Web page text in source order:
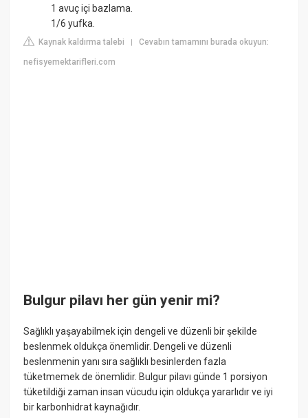
1 avuç içi bazlama.
1/6 yufka.
Kaynak kaldırma talebi |Cevabın tamamını burada okuyun:
nefisyemektarifleri.com
Bulgur pilavı her gün yenir mi?
Sağlıklı yaşayabilmek için dengeli ve düzenli bir şekilde
beslenmek oldukça önemlidir. Dengeli ve düzenli
beslenmenin yanı sıra sağlıklı besinlerden fazla
tüketmemek de önemlidir. Bulgur pilavı günde 1 porsiyon
tüketildiği zaman insan vücudu için oldukça yararlıdır ve iyi
bir karbonhidrat kaynağıdır.